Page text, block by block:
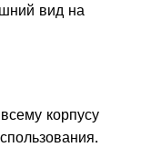
вид на
корпусу